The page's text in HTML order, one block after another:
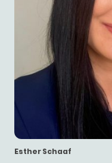
Esther Schaaf